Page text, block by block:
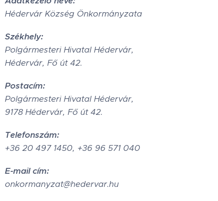
Hédervár Község Önkormányzata
Székhely:
Polgármesteri Hivatal Hédervár,
Hédervár, Fő út 42.
Postacím:
Polgármesteri Hivatal Hédervár,
9178 Hédervár, Fő út 42.
Telefonszám:
+36 20 497 1450, +36 96 571 040
E-mail cím:
onkormanyzat@hedervar.hu